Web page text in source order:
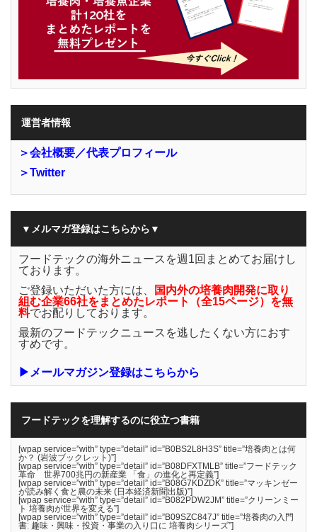
運営者情報
＞会社概要／代表プロフィール
＞Twitter
▼メルマガ登録はこちらから▼
フードテックの海外ニュースを週1回まとめてお届けし
ております。
ご登録いただいた方には、
国内外の培養肉開発に取り
組む企業66社をまとめたレポート（全15ページ）を無
料でお配りしております。
最新のフードテックニュースを逃したくない方におす
すめです。
▶メールマガジン登録はこちらから
フードテックを理解するのに役立つ書籍
[wpap service=”with” type=”detail” id=”B0BS2L8H3S” title=”培養肉とは何
か？ (岩波ブックレット)”]
[wpap service=”with” type=”detail” id=”B08DFXTMLB” title=”フードテック
革命 世界700兆円の新産業 「食」の進化と再定義”]
[wpap service=”with” type=”detail” id=”B08G7KDZDK” title=”マッキンゼー
が読み解く食と農の未来 (日本経済新聞出版)”]
[wpap service=”with” type=”detail” id=”B082PDW2JM” title=”クリーンミー
ト 培養肉が世界を変える”]
[wpap service=”with” type=”detail” id=”B09SZC847J” title=”培養肉の入門
書: 趣味・興味・投資・事業の入り口に 培養肉シリーズ”]